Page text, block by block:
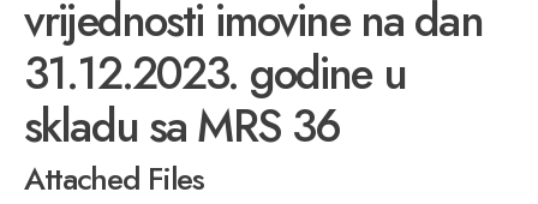
vrijednosti imovine na dan
31.12.2023. godine u
skladu sa MRS 36
Attached Files